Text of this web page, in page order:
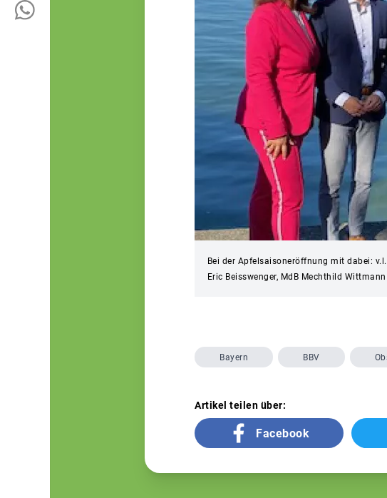
Bei der Apfelsaisoneröffnung mit dabei:
Eric Beisswenger, MdB Mechthild
Bayern BBV
Artikel teilen über:
Facebook